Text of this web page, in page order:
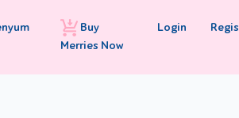
Buy
Merries Now
Login